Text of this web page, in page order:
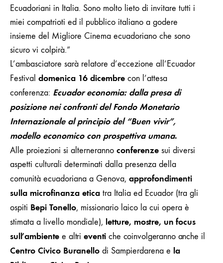
Ecuadoriani in Italia. Sono molto lieto di invitare tutti i
miei compatrioti ed il pubblico italiano a godere
insieme del Migliore Cinema ecuadoriano che sono
sicuro vi colpirà.”
L’ambasciatore sarà relatore d’eccezione all’Ecuador
Festival domenica 16 dicembre con l’attesa
conferenza: Ecuador economia: dalla presa di
posizione nei confronti del Fondo Monetario
Internazionale al principio del “Buen vivir”,
modello economico con prospettiva umana.
Alle proiezioni si alterneranno conferenze sui diversi
aspetti culturali determinati dalla presenza della
comunità ecuadoriana a Genova, approfondimenti
sulla microfinanza etica tra Italia ed Ecuador (tra gli
ospiti Bepi Tonello, missionario laico la cui opera è
stimata a livello mondiale), letture, mostre, un focus
sull’ambientee altri eventiche coinvolgeranno anche il
Centro Civico Buranello di Sampierdarena e la